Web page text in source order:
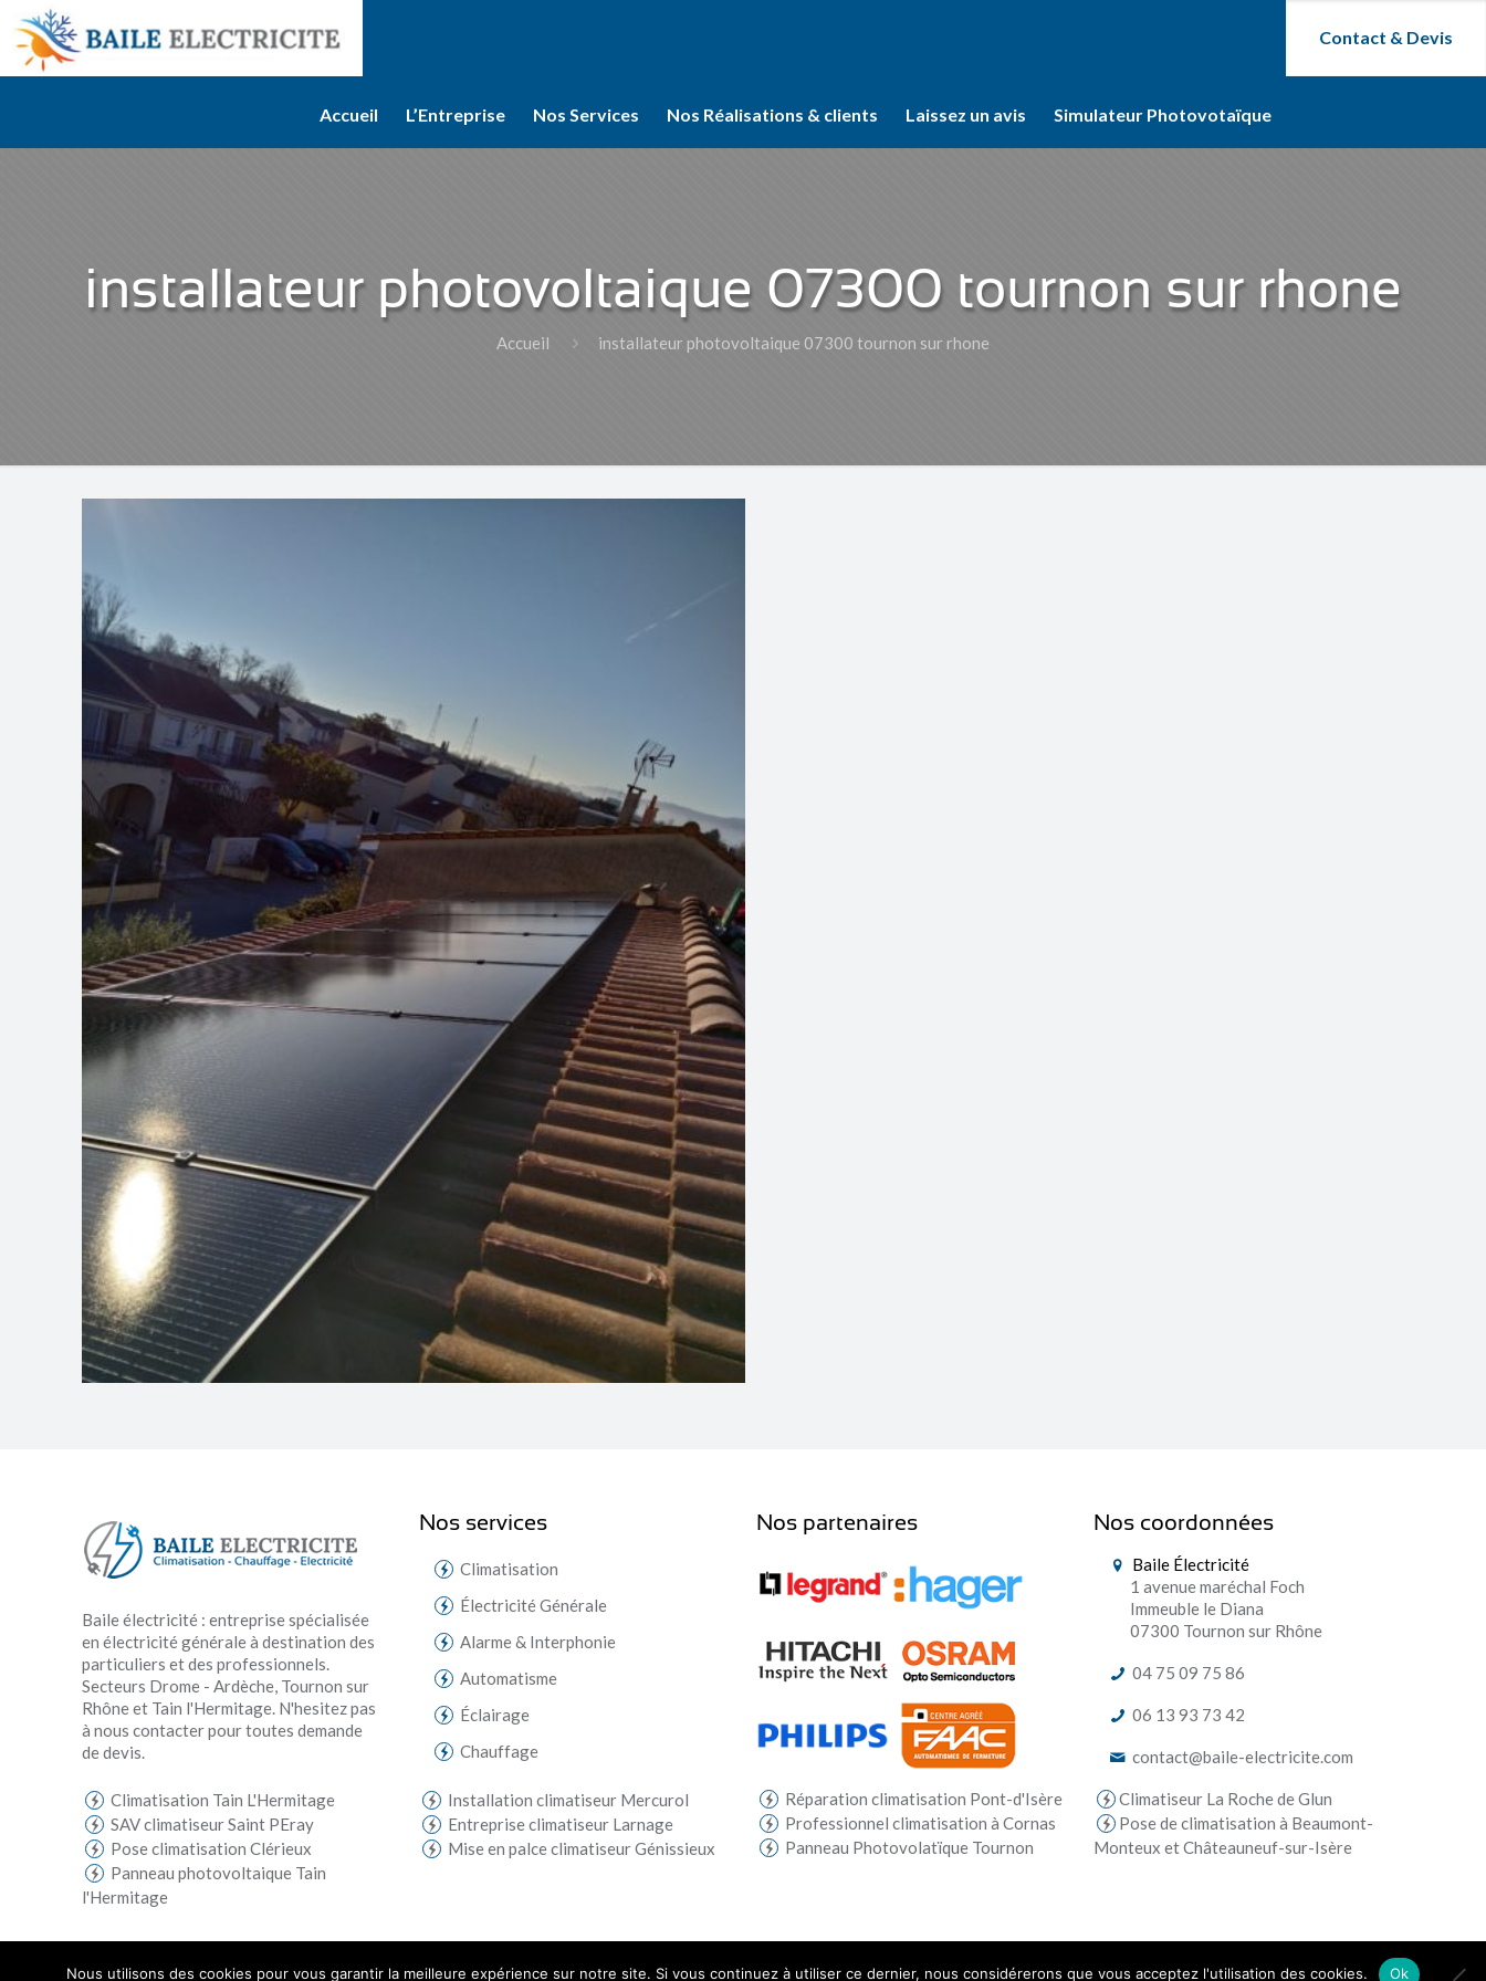
Accueil L’Entreprise Nos Services Nos Réalisations & clients Laissez un avis Simulateur Photovotaïque
Contact & Devis
installateur photovoltaique 07300 tournon sur rhone
Accueil installateur photovoltaique 07300 tournon sur rhone
Baile électricité : entreprise spécialisée
en électricité générale à destination des
particuliers et des professionnels.
Secteurs Drome - Ardèche, Tournon sur
Rhône et Tain l'Hermitage. N'hesitez pas
à nous contacter pour toutes demande
de devis.
Climatisation Tain L'Hermitage
SAV climatiseur Saint PEray
Pose climatisation Clérieux
Panneau photovoltaique Tain
l'Hermitage
Nos services
Climatisation
Électricité Générale
Alarme & Interphonie
Automatisme
Éclairage
Chauffage
Installation climatiseur Mercurol
Entreprise climatiseur Larnage
Mise en palce climatiseur Génissieux
Nos partenaires
Réparation climatisation Pont-d'Isère
Professionnel climatisation à Cornas
Panneau Photovolatïque Tournon
Nos coordonnées
Baile Électricité
1 avenue maréchal Foch
Immeuble le Diana
07300 Tournon sur Rhône
04 75 09 75 86
06 13 93 73 42
contact@baile-electricite.com
Climatiseur La Roche de Glun
Pose de climatisation à Beaumont-
Monteux et Châteauneuf-sur-Isère
Nous utilisons des cookies pour vous garantir la meilleure expérience sur notre site. Si vous continuez à utiliser ce dernier, nous considérerons que vous acceptez l'utilisation des cookies. Ok